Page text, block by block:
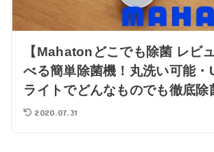
【Mahatonどこでも除菌 レビ
べる簡単除菌機！丸洗い可能・
ライトでどんなものでも徹底除
2020.07.31